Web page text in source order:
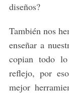
diseños?
También nos
enseñar a
copian todo
reflejo, por
mejor